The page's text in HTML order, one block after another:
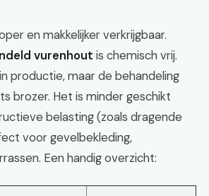
en makkelijker verkrijgbaar.
vurenhout is chemisch vrij.
productie, maar de behandeling
brozer. Het is minder geschikt
belasting (zoals dragende
voor gevelbekleding,
Een handig overzicht: